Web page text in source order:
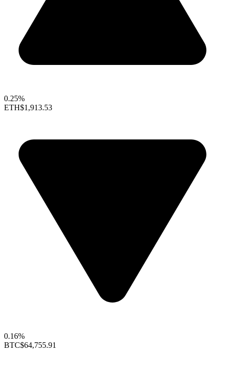
0.25%
ETH$1,913.53
0.16%
BTC$64,755.91